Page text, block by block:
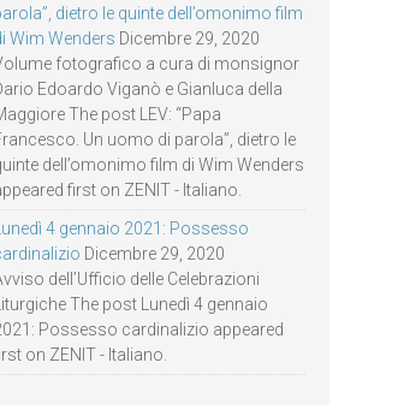
dietro le quinte dell’omonimo film
Wim Wenders Dicembre 29, 2020
fotografico a cura di monsignor
Edoardo Viganò e Gianluca della
The post LEV: “Papa
Un uomo di parola”, dietro le
dell’omonimo film di Wim Wenders
first on ZENIT - Italiano.
Lunedì 4 gennaio 2021: Possesso
Dicembre 29, 2020
dell’Ufficio delle Celebrazioni
Liturgiche The post Lunedì 4 gennaio
Possesso cardinalizio appeared
on ZENIT - Italiano.